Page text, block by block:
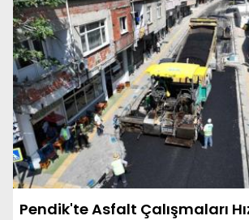
Pendik'te Asfalt Çalışmaları